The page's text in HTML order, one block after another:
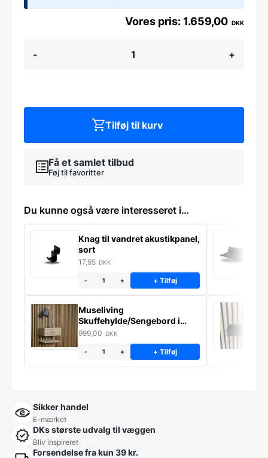
-
antal
+
1.659,00 DKK
Få et samlet tilbud
Føj til favoritter
Tilføj til kurv
Du kunne også være interesseret i…
Knag til vandret akustikpanel,
sort
17,95 DKK
- + + Tilføj
Museliving
Skuffehylde/Sengebord i
massiv eg
999,00 DKK
- + + Tilføj
Sikker handel
E-mærket
DKs største udvalg til væggen
Bliv inspireret
Forsendelse fra kun 39 kr.